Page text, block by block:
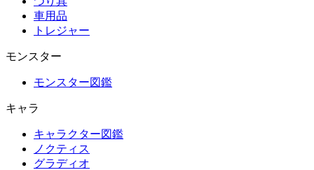
車用品
トレジャー
モンスター
モンスター図鑑
キャラ
キャラクター図鑑
ノクティス
グラディオ